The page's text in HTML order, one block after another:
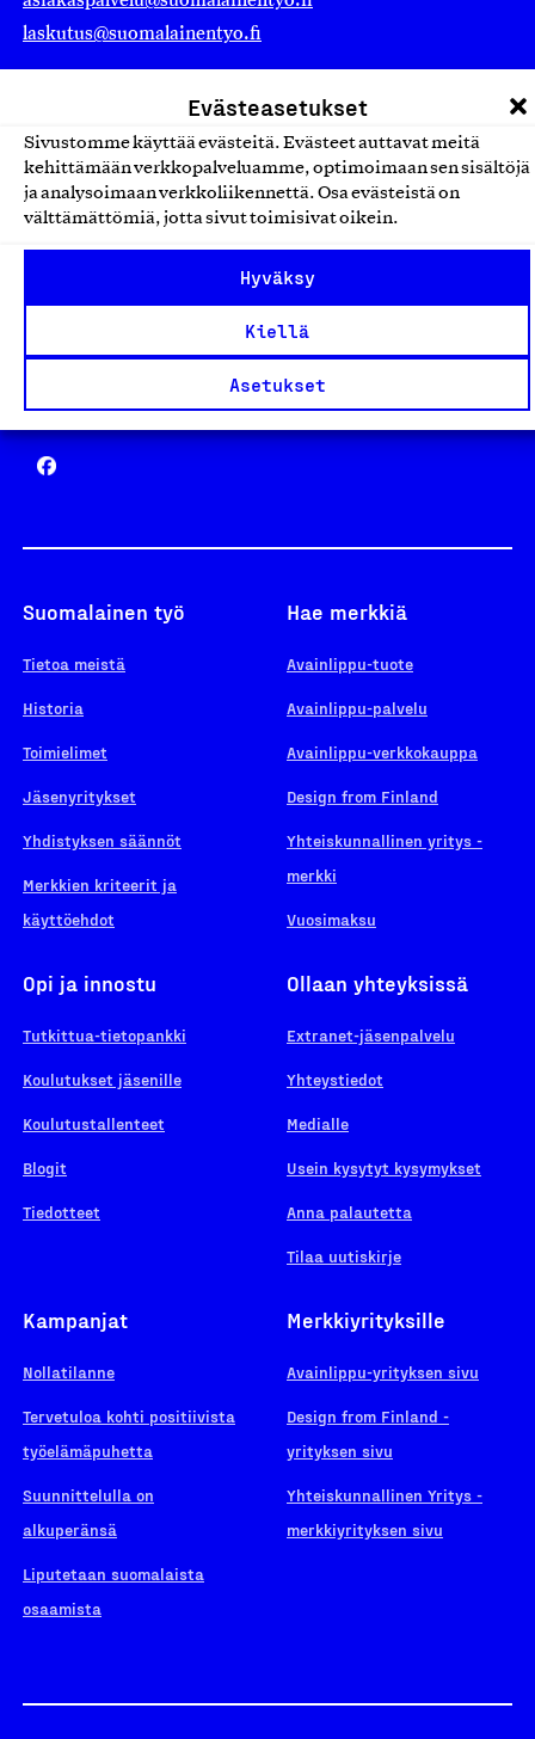
Evästeasetukset
Sivustomme käyttää evästeitä. Evästeet auttavat meitä
kehittämään verkkopalveluamme, optimoimaan sen sisältöjä
ja analysoimaan verkkoliikennettä. Osa evästeistä on
välttämättömiä, jotta sivut toimisivat oikein.
Hyväksy
Kiellä
Asetukset
laskutus@suomalainentyo.fi
Avainlippu
Yhteiskunnallinen Yritys -merkki
Suomalainen työ
Tietoa meistä
Historia
Toimielimet
Jäsenyritykset
Yhdistyksen säännöt
Merkkien kriteerit ja
käyttöehdot
Hae merkkiä
Avainlippu-tuote
Avainlippu-palvelu
Avainlippu-verkkokauppa
Design from Finland
Yhteiskunnallinen yritys -
merkki
Vuosimaksu
Opi ja innostu
Tutkittua-tietopankki
Koulutukset jäsenille
Koulutustallenteet
Blogit
Tiedotteet
Ollaan yhteyksissä
Extranet-jäsenpalvelu
Yhteystiedot
Medialle
Usein kysytyt kysymykset
Anna palautetta
Tilaa uutiskirje
Kampanjat
Nollatilanne
Tervetuloa kohti positiivista
työelämäpuhetta
Suunnittelulla on
alkuperänsä
Liputetaan suomalaista
osaamista
Merkkiyrityksille
Avainlippu-yrityksen sivu
Design from Finland -
yrityksen sivu
Yhteiskunnallinen Yritys -
merkkiyrityksen sivu